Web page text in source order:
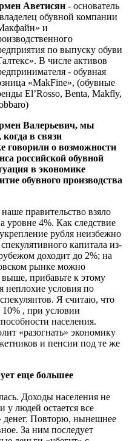
Аветисян - основатель
обувной компании
и
по выпуску обуви
В числе активов
- обувная
«MakFine», (обувные
El’Rosso, Benta, Makfly,
Валерьевич, мы
в связи
говорили о возможности
российской обувной
в экономике
обувного производства
правительство взяло
уровне 4%. Как следствие
рубля неизбежно
капитала из-
доходит до 2%; на
рынке можно
выше, прибавьте к этому
неплохие условия по
Я считаю, что
, при условии
населения.
«разогнать» экономику
и пенсии под те же
еще большее
Доходы населения не
у людей остается все
Повторю, нынешнее
За ним последует